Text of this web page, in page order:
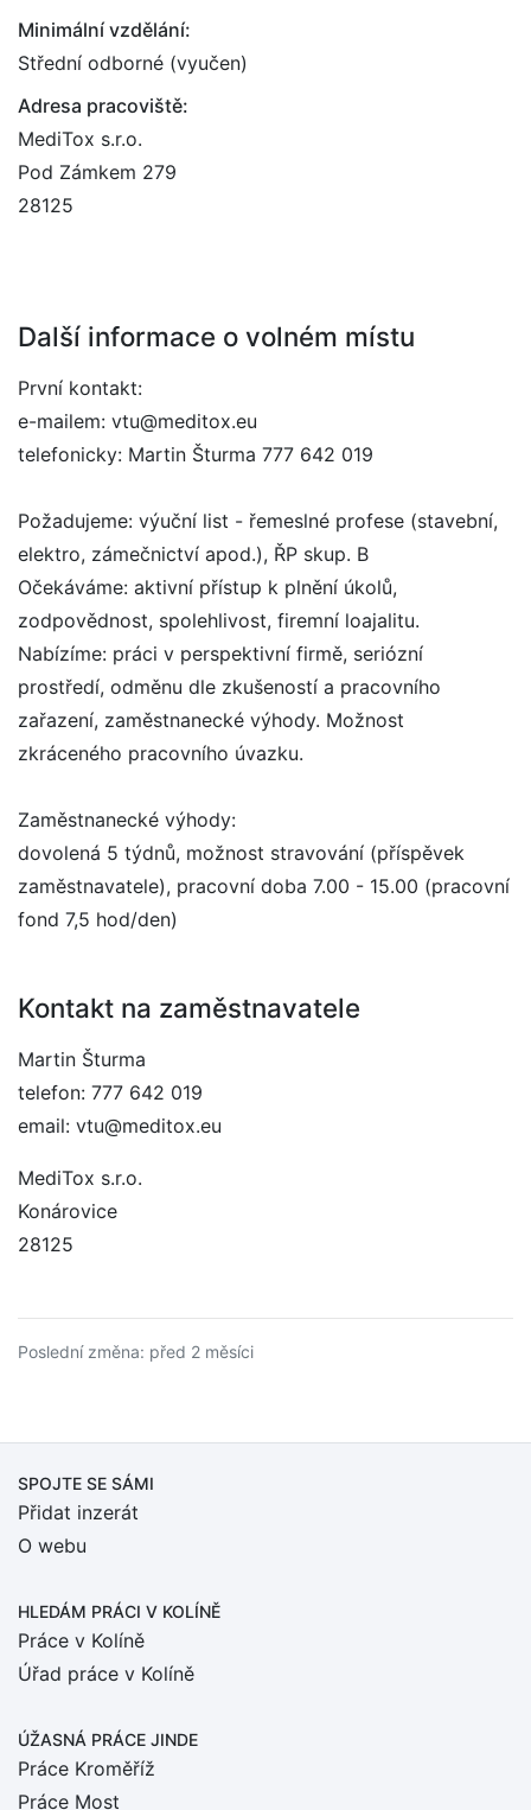
Minimální vzdělání:
Střední odborné (vyučen)
Adresa pracoviště:
MediTox s.r.o.
Pod Zámkem 279
28125
Další informace o volném místu
První kontakt:
e-mailem: vtu@meditox.eu
telefonicky: Martin Šturma 777 642 019
Požadujeme: výuční list - řemeslné profese (stavební,
elektro, zámečnictví apod.), ŘP skup. B
Očekáváme: aktivní přístup k plnění úkolů,
zodpovědnost, spolehlivost, firemní loajalitu.
Nabízíme: práci v perspektivní firmě, seriózní
prostředí, odměnu dle zkušeností a pracovního
zařazení, zaměstnanecké výhody. Možnost
zkráceného pracovního úvazku.
Zaměstnanecké výhody:
dovolená 5 týdnů, možnost stravování (příspěvek
zaměstnavatele), pracovní doba 7.00 - 15.00 (pracovní
fond 7,5 hod/den)
Kontakt na zaměstnavatele
Martin Šturma
telefon: 777 642 019
email: vtu@meditox.eu
MediTox s.r.o.
Konárovice
28125
Poslední změna: před 2 měsíci
SPOJTE SE SÁMI
Přidat inzerát
O webu
HLEDÁM PRÁCI V KOLÍNĚ
Práce v Kolíně
Úřad práce v Kolíně
ÚŽASNÁ PRÁCE JINDE
Práce Kroměříž
Práce Most